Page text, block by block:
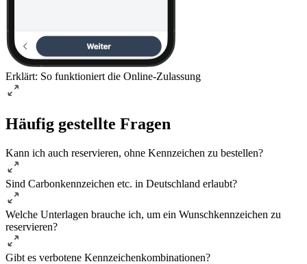
Erklärt: So funktioniert die Online-Zulassung
Häufig gestellte Fragen
Kann ich auch reservieren, ohne Kennzeichen zu bestellen?
Sind Carbonkennzeichen etc. in Deutschland erlaubt?
Welche Unterlagen brauche ich, um ein Wunschkennzeichen zu
reservieren?
Gibt es verbotene Kennzeichenkombinationen?